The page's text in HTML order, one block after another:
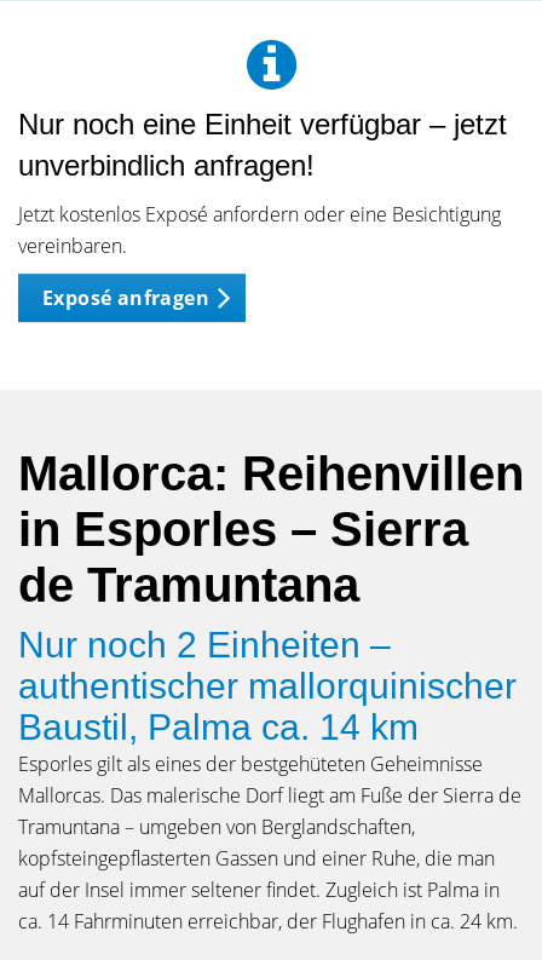
Nur noch eine Einheit verfügbar – jetzt
unverbindlich anfragen!
Jetzt kostenlos Exposé anfordern oder eine Besichtigung
vereinbaren.
Exposé anfragen
Mallorca: Reihenvillen
in Esporles – Sierra
de Tramuntana
Nur noch 2 Einheiten –
authentischer mallorquinischer
Baustil, Palma ca. 14 km
Esporles gilt als eines der bestgehüteten Geheimnisse
Mallorcas. Das malerische Dorf liegt am Fuße der Sierra de
Tramuntana – umgeben von Berglandschaften,
kopfsteingepflasterten Gassen und einer Ruhe, die man
auf der Insel immer seltener findet. Zugleich ist Palma in
ca. 14 Fahrminuten erreichbar, der Flughafen in ca. 24 km.